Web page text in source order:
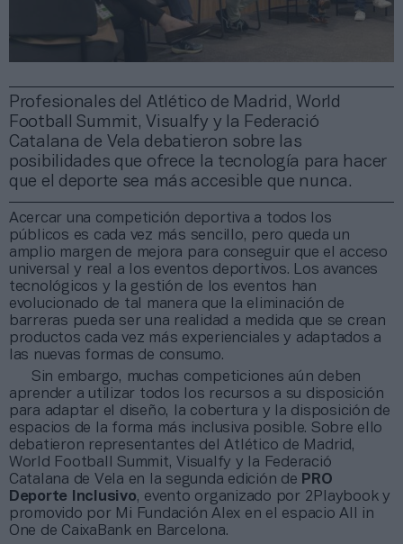
Profesionales del Atlético de Madrid, World
Football Summit, Visualfy y la Federació
Catalana de Vela debatieron sobre las
posibilidades que ofrece la tecnología para hacer
que el deporte sea más accesible que nunca.
Acercar una competición deportiva a todos los
públicos es cada vez más sencillo, pero queda un
amplio margen de mejora para conseguir que el acceso
universal y real a los eventos deportivos. Los avances
tecnológicos y la gestión de los eventos han
evolucionado de tal manera que la eliminación de
barreras pueda ser una realidad a medida que se crean
productos cada vez más experienciales y adaptados a
las nuevas formas de consumo.
Sin embargo, muchas competiciones aún deben
aprender a utilizar todos los recursos a su disposición
para adaptar el diseño, la cobertura y la disposición de
espacios de la forma más inclusiva posible. Sobre ello
debatieron representantes del Atlético de Madrid,
World Football Summit, Visualfy y la Federació
Catalana de Vela en la segunda edición de PRO
Deporte Inclusivo, evento organizado por 2Playbook y
promovido por Mi Fundación Alex en el espacio All in
One de CaixaBank en Barcelona.